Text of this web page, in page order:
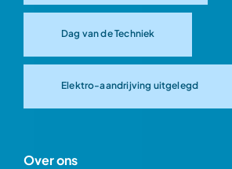
Dag van de Techniek
Elektro-aandrijving uitgelegd
Over ons